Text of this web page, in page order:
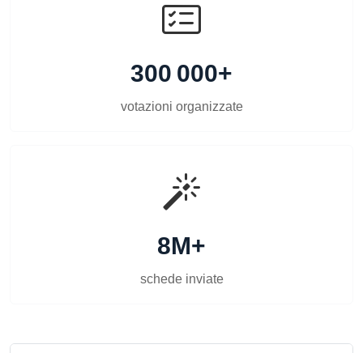
300 000+
votazioni organizzate
8M+
schede inviate